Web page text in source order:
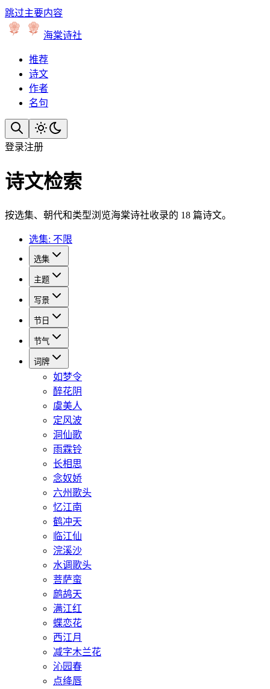
跳过主要内容
海棠诗社
推荐
诗文
作者
名句
登录注册
诗文检索
按选集、朝代和类型浏览海棠诗社收录的 18 篇诗文。
选集: 不限
选集
主题
写景
节日
节气
词牌
如梦令
醉花阴
虞美人
定风波
洞仙歌
雨霖铃
长相思
念奴娇
六州歌头
忆江南
鹤冲天
临江仙
浣溪沙
水调歌头
菩萨蛮
鹧鸪天
满江红
蝶恋花
西江月
减字木兰花
沁园春
点绛唇